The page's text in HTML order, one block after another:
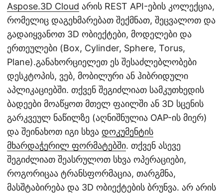
Aspose.3D Cloud არის REST API-ების კოლექცია,
რომელიც დაგეხმარებათ შექმნათ, შეცვალოთ და
გადაიყვანოთ 3D ობიექტები, მოდელები და
ერთეულები (Box, Cylinder, Sphere, Torus,
Plane).განახორციელეთ ეს შესაძლებლობები
დესკტოპის, ვებ, მობილური ან ჰიბრიდული
აპლიკაციებში. თქვენ შეგიძლიათ სამკუთხედის
ბადეები მოაწყოთ მთელ ფაილში ან 3D სცენის
გარკვეულ ნაწილზე (აღნიშნულია OAP-ის მიერ)
და შეინახოთ იგი სხვა დოკუმენტის
მხარდაჭერილ ფორმატებში. თქვენ ასევე
შეგიძლიათ შეასრულოთ სხვა ოპერაციები,
როგორიცაა ტრანსფორმაცია, თარგმნა,
მასშტაბირება და 3D ობიექტების ბრუნვა. არ არის